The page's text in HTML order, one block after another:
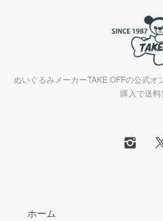
ぬいぐるみメーカーTAKE OFFの公式
購入で送料
ホーム